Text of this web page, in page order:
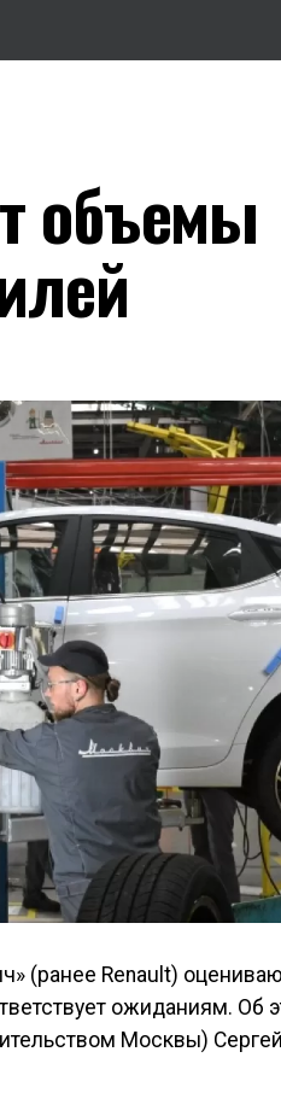
объемы
(ранее Renault)
ожиданиям. Об
Москвы)